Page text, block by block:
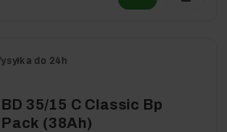
do 24h
BD 35/15 C Classic Bp
Pack (38Ah)